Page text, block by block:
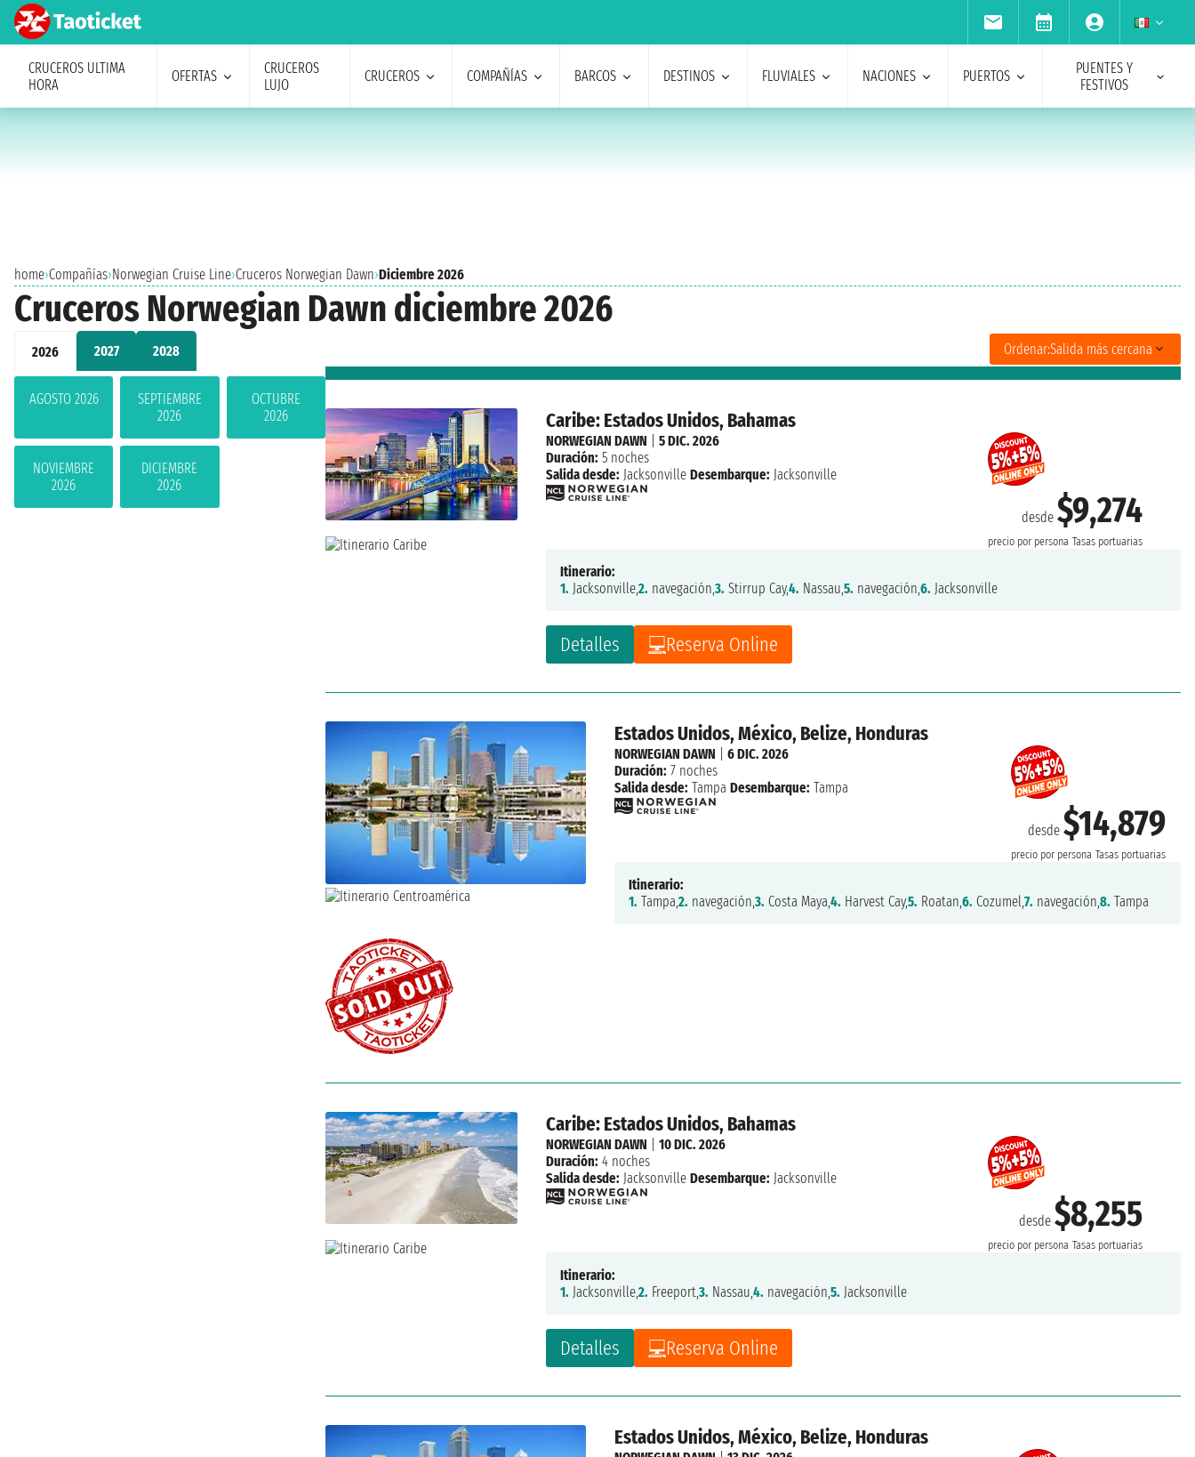
CRUCEROS ULTIMA
HORA
OFERTAS
CRUCEROS
LUJO
CRUCEROS COMPAÑÍAS BARCOS DESTINOS FLUVIALES NACIONES PUERTOS
PUENTES Y
FESTIVOS
home›Compañías›Norwegian Cruise Line›Cruceros Norwegian Dawn›Diciembre 2026
Cruceros Norwegian Dawn diciembre 2026
2026 2027 2028
AGOSTO 2026
SEPTIEMBRE
2026
OCTUBRE
2026
NOVIEMBRE
2026
DICIEMBRE
2026
Ordenar:Salida más cercana
Caribe: Estados Unidos, Bahamas
desde$9,274
precio por persona Tasas portuarias
Detalles Reserva Online
NORWEGIAN DAWN |5 DIC. 2026
Duración: 5 noches
Salida desde: Jacksonville Desembarque: Jacksonville
Itinerario:
1. Jacksonville,2. navegación,3. Stirrup Cay,4. Nassau,5. navegación,6. Jacksonville
Estados Unidos, México, Belize, Honduras
desde $14,879
precio por persona Tasas portuarias
NORWEGIAN DAWN
6 DIC. 2026
Duración: 7 noches
Salida desde: Tampa Desembarque: Tampa
Itinerario:
1. Tampa,2. navegación,3. Costa Maya,4. Harvest Cay,5. Roatan,6. Cozumel,7. navegación,8. Tampa
Caribe: Estados Unidos, Bahamas
desde$8,255
precio por persona Tasas portuarias
Detalles Reserva Online
NORWEGIAN DAWN |10 DIC. 2026
Duración: 4 noches
Salida desde: Jacksonville Desembarque: Jacksonville
Itinerario:
1. Jacksonville,2. Freeport,3. Nassau,4. navegación,5. Jacksonville
Estados Unidos, México, Belize, Honduras